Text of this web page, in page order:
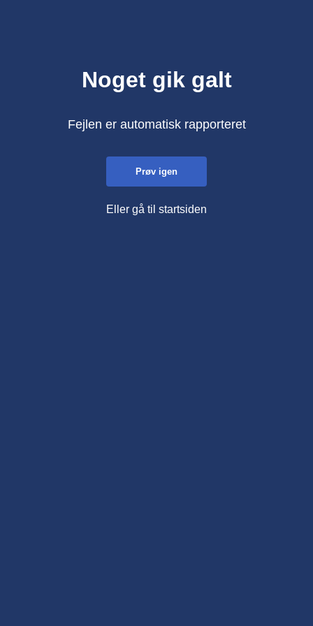
Noget gik galt
Fejlen er automatisk rapporteret
Prøv igen
Eller gå til startsiden